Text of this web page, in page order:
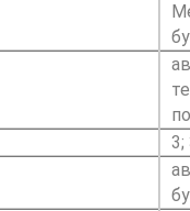
3;